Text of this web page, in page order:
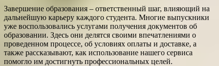
Завершение образования – ответственный шаг, влияющий на
дальнейшую карьеру каждого студента. Многие выпускники
уже воспользовались услугами получения документов об
образовании. Здесь они делятся своими впечатлениями о
проведенном процессе, об условиях оплаты и доставке, а
также рассказывают, как использование нашего сервиса
помогло им достигнуть профессиональных целей.